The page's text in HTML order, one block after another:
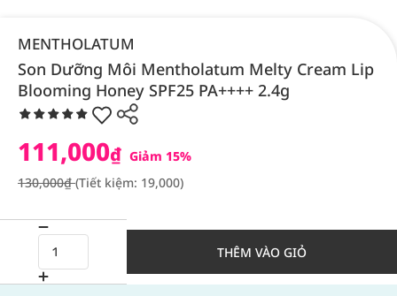
MENTHOLATUM
Son Dưỡng Môi Mentholatum Melty Cream Lip
Blooming Honey SPF25 PA++++ 2.4g
111,000₫ Giảm 15%
130,000₫(Tiết kiệm: 19,000)
THÊM VÀO GIỎ